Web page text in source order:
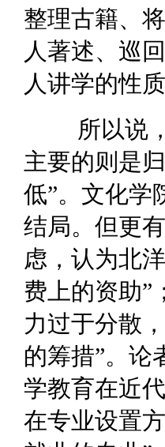
整理古籍、
人著述、巡
人讲学的性
所以说
主要的则是
低”。文化学
结局。但更
虑，认为北
费上的资助”
力过于分散
的筹措”。论
学教育在近
在专业设置